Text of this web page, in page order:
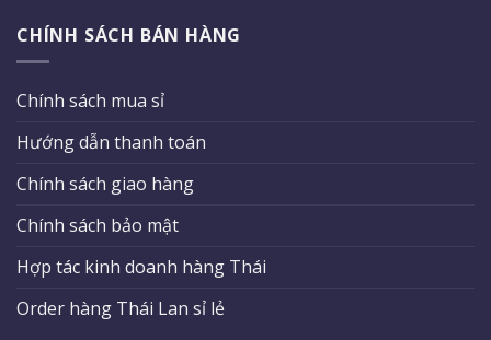
CHÍNH SÁCH BÁN HÀNG
Chính sách mua sỉ
Hướng dẫn thanh toán
Chính sách giao hàng
Chính sách bảo mật
Hợp tác kinh doanh hàng Thái
Order hàng Thái Lan sỉ lẻ